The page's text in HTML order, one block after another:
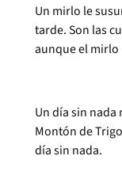
Un mirlo le
tarde. Son las
aunque el mirlo
Un día sin nada
Montón de
día sin nada.